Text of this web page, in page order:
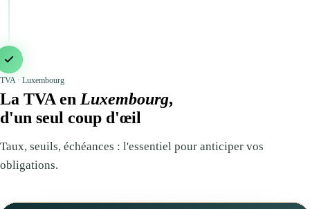
TVA · Luxembourg
La TVA en Luxembourg,
d'un seul coup d'œil
Taux, seuils, échéances : l'essentiel pour anticiper vos
obligations.